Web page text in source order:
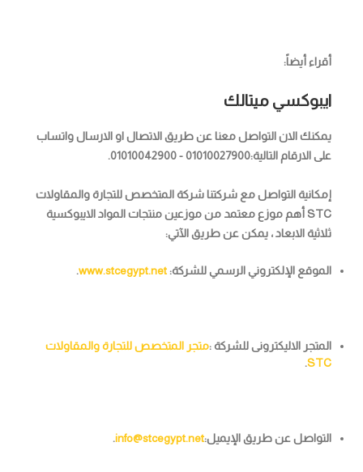
أقراء أيضاً:
ايبوكسي ميتالك
يمكنك الان التواصل معنا عن طريق الاتصال او الارسال واتساب
على الارقام التالية:01010027900 - 01010042900.
إمكانية التواصل مع شركتنا شركة المتخصص للتجارة والمقاولات
STC أهم موزع معتمد من موزعين منتجات المواد الايبوكسية
ثلاثية الابعاد ، يمكن عن طريق الآتي:
الموقع الإلكتروني الرسمي للشركة: www.stcegypt.net
.
المتجر الاليكترونى للشركة :متجر المتخصص للتجارة والمقاولات
STC
.
التواصل عن طريق الإيميل:info@stcegypt.net
.